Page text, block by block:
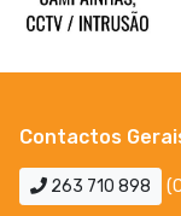
Contactos
263 710 898